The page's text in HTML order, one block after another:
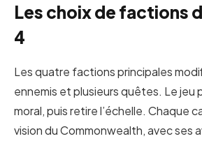
Les choix de factions
4
Les quatre factions principales
ennemis et plusieurs quêtes. Le jeu
moral, puis retire l’échelle. Chaque
vision du Commonwealth, avec ses